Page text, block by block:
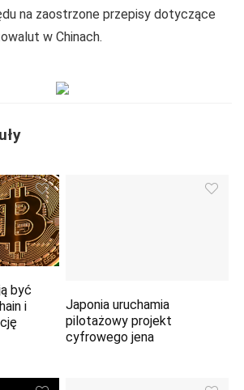
na zaostrzone przepisy dotyczące
w Chinach.
być
i
Japonia uruchamia
pilotażowy projekt
cyfrowego jena